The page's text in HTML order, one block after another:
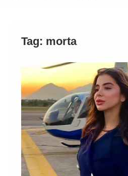
Tag: morta